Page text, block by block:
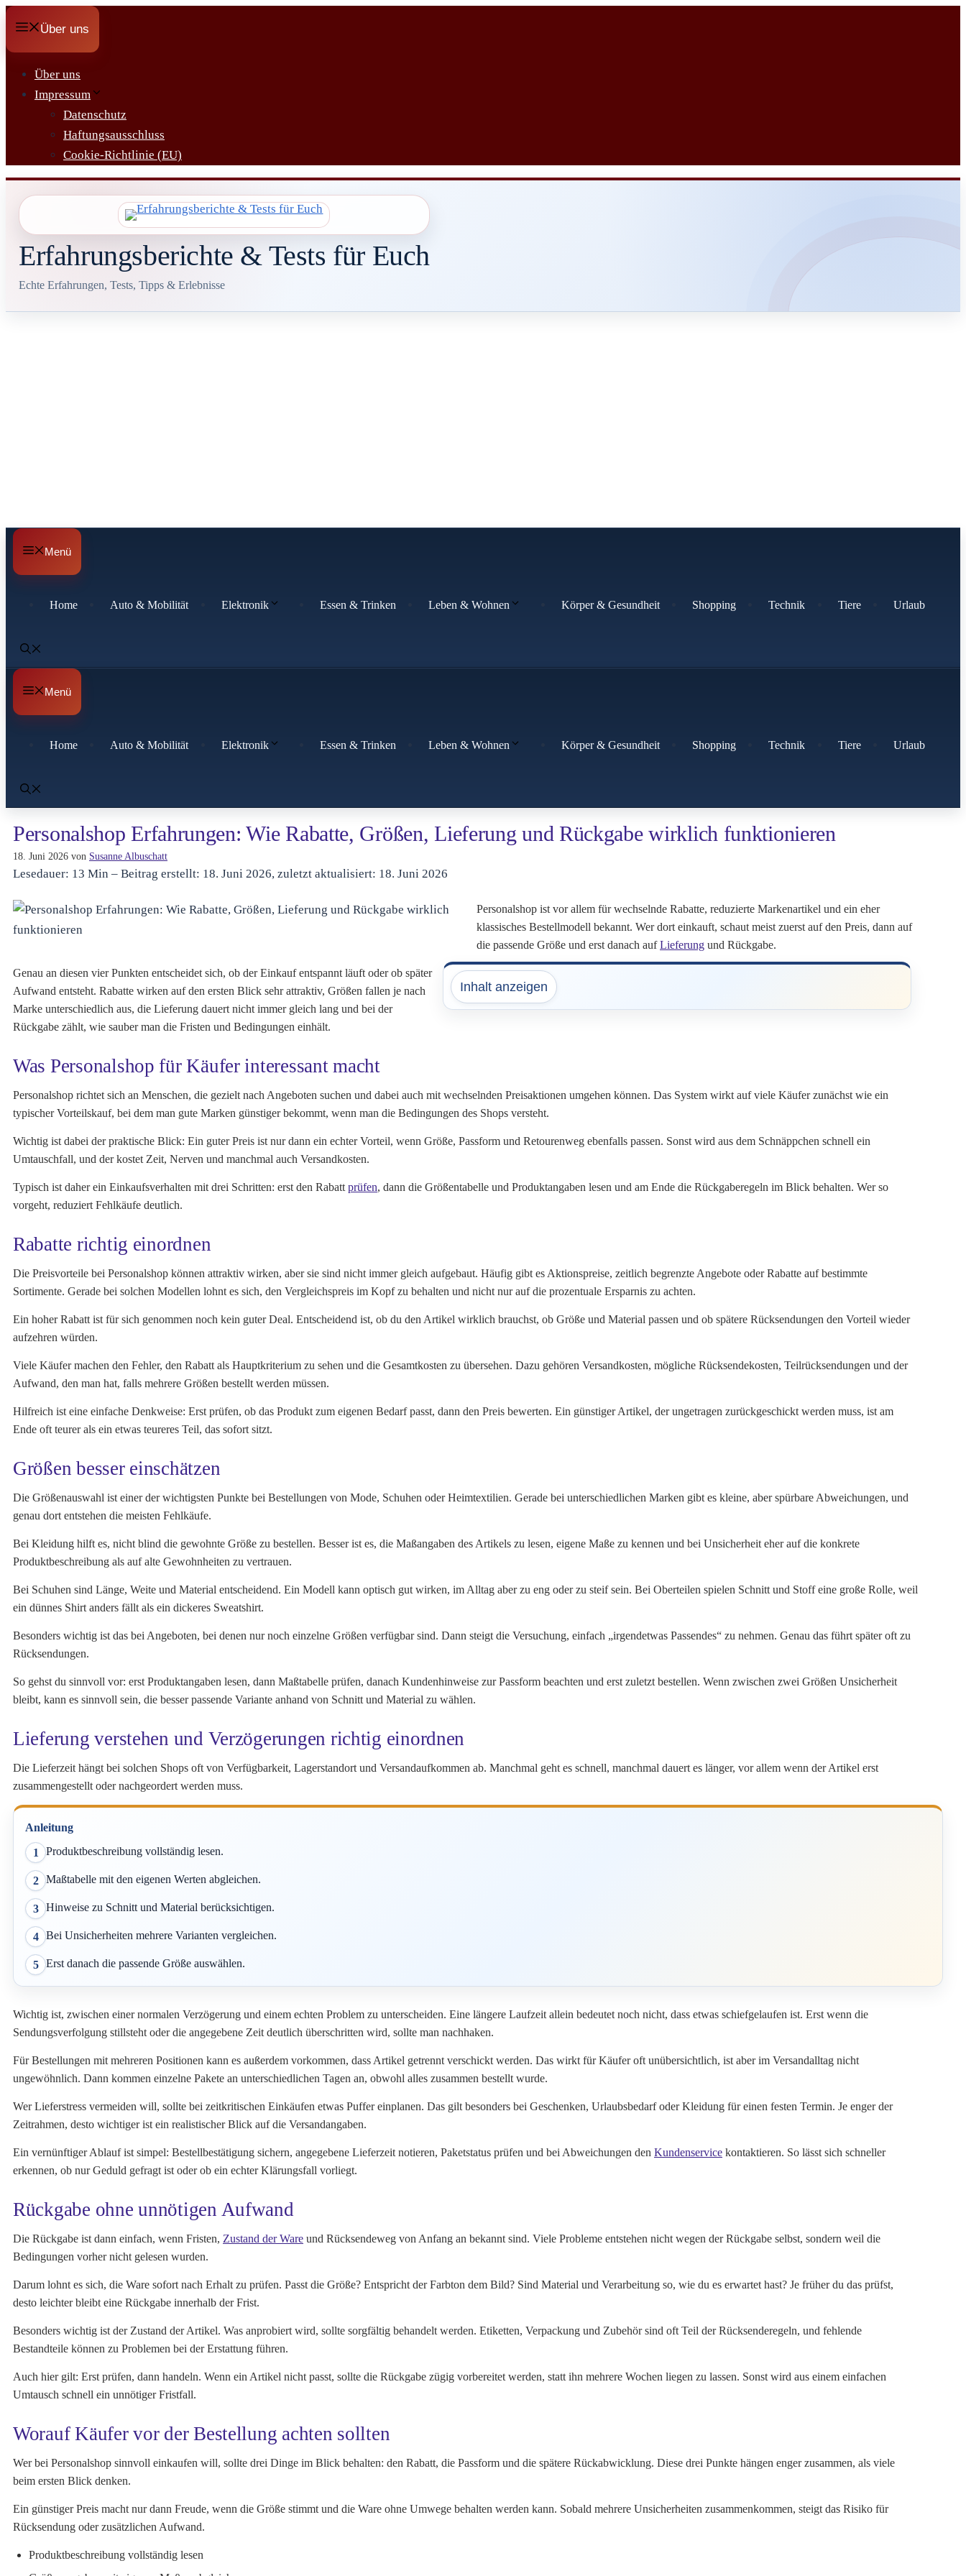
Zum
Inhalt
springen
Über uns
Über uns
Impressum
Datenschutz
Haftungsausschluss
Cookie-Richtlinie (EU)
Erfahrungsberichte & Tests für Euch
Echte Erfahrungen, Tests, Tipps & Erlebnisse
Menü
Home Auto & Mobilität Elektronik Essen & Trinken Leben & Wohnen Körper & Gesundheit Shopping Technik Tiere Urlaub
Menü
Home Auto & Mobilität Elektronik Essen & Trinken Leben & Wohnen Körper & Gesundheit Shopping Technik Tiere Urlaub
Personalshop Erfahrungen: Wie Rabatte, Größen, Lieferung und Rückgabe wirklich funktionieren
18. Juni 2026 von Susanne Albuschatt
Lesedauer: 13 Min – Beitrag erstellt: 18. Juni 2026, zuletzt aktualisiert: 18. Juni 2026
Inhalt anzeigen
Personalshop ist vor allem für wechselnde Rabatte, reduzierte Markenartikel und ein eher
klassisches Bestellmodell bekannt. Wer dort einkauft, schaut meist zuerst auf den Preis, dann auf
die passende Größe und erst danach aufLieferung und Rückgabe.
Genau an diesen vier Punkten entscheidet sich, ob der Einkauf entspannt läuft oder ob später
Aufwand entsteht. Rabatte wirken auf den ersten Blick sehr attraktiv, Größen fallen je nach
Marke unterschiedlich aus, die Lieferung dauert nicht immer gleich lang und bei der
Rückgabe zählt, wie sauber man die Fristen und Bedingungen einhält.
Was Personalshop für Käufer interessant macht
Personalshop richtet sich an Menschen, die gezielt nach Angeboten suchen und dabei auch mit wechselnden Preisaktionen umgehen können. Das System wirkt auf viele Käufer zunächst wie ein
typischer Vorteilskauf, bei dem man gute Marken günstiger bekommt, wenn man die Bedingungen des Shops versteht.
Wichtig ist dabei der praktische Blick: Ein guter Preis ist nur dann ein echter Vorteil, wenn Größe, Passform und Retourenweg ebenfalls passen. Sonst wird aus dem Schnäppchen schnell ein
Umtauschfall, und der kostet Zeit, Nerven und manchmal auch Versandkosten.
Typisch ist daher ein Einkaufsverhalten mit drei Schritten: erst den Rabatt prüfen, dann die Größentabelle und Produktangaben lesen und am Ende die Rückgaberegeln im Blick behalten. Wer so
vorgeht, reduziert Fehlkäufe deutlich.
Rabatte richtig einordnen
Die Preisvorteile bei Personalshop können attraktiv wirken, aber sie sind nicht immer gleich aufgebaut. Häufig gibt es Aktionspreise, zeitlich begrenzte Angebote oder Rabatte auf bestimmte
Sortimente. Gerade bei solchen Modellen lohnt es sich, den Vergleichspreis im Kopf zu behalten und nicht nur auf die prozentuale Ersparnis zu achten.
Ein hoher Rabatt ist für sich genommen noch kein guter Deal. Entscheidend ist, ob du den Artikel wirklich brauchst, ob Größe und Material passen und ob spätere Rücksendungen den Vorteil wieder
aufzehren würden.
Viele Käufer machen den Fehler, den Rabatt als Hauptkriterium zu sehen und die Gesamtkosten zu übersehen. Dazu gehören Versandkosten, mögliche Rücksendekosten, Teilrücksendungen und der
Aufwand, den man hat, falls mehrere Größen bestellt werden müssen.
Hilfreich ist eine einfache Denkweise: Erst prüfen, ob das Produkt zum eigenen Bedarf passt, dann den Preis bewerten. Ein günstiger Artikel, der ungetragen zurückgeschickt werden muss, ist am
Ende oft teurer als ein etwas teureres Teil, das sofort sitzt.
Größen besser einschätzen
Die Größenauswahl ist einer der wichtigsten Punkte bei Bestellungen von Mode, Schuhen oder Heimtextilien. Gerade bei unterschiedlichen Marken gibt es kleine, aber spürbare Abweichungen, und
genau dort entstehen die meisten Fehlkäufe.
Bei Kleidung hilft es, nicht blind die gewohnte Größe zu bestellen. Besser ist es, die Maßangaben des Artikels zu lesen, eigene Maße zu kennen und bei Unsicherheit eher auf die konkrete
Produktbeschreibung als auf alte Gewohnheiten zu vertrauen.
Bei Schuhen sind Länge, Weite und Material entscheidend. Ein Modell kann optisch gut wirken, im Alltag aber zu eng oder zu steif sein. Bei Oberteilen spielen Schnitt und Stoff eine große Rolle, weil
ein dünnes Shirt anders fällt als ein dickeres Sweatshirt.
Besonders wichtig ist das bei Angeboten, bei denen nur noch einzelne Größen verfügbar sind. Dann steigt die Versuchung, einfach „irgendetwas Passendes“ zu nehmen. Genau das führt später oft zu
Rücksendungen.
So gehst du sinnvoll vor: erst Produktangaben lesen, dann Maßtabelle prüfen, danach Kundenhinweise zur Passform beachten und erst zuletzt bestellen. Wenn zwischen zwei Größen Unsicherheit
bleibt, kann es sinnvoll sein, die besser passende Variante anhand von Schnitt und Material zu wählen.
Lieferung verstehen und Verzögerungen richtig einordnen
Die Lieferzeit hängt bei solchen Shops oft von Verfügbarkeit, Lagerstandort und Versandaufkommen ab. Manchmal geht es schnell, manchmal dauert es länger, vor allem wenn der Artikel erst
zusammengestellt oder nachgeordert werden muss.
Anleitung
1 Produktbeschreibung vollständig lesen.
2 Maßtabelle mit den eigenen Werten abgleichen.
3 Hinweise zu Schnitt und Material berücksichtigen.
4 Bei Unsicherheiten mehrere Varianten vergleichen.
5 Erst danach die passende Größe auswählen.
Wichtig ist, zwischen einer normalen Verzögerung und einem echten Problem zu unterscheiden. Eine längere Laufzeit allein bedeutet noch nicht, dass etwas schiefgelaufen ist. Erst wenn die
Sendungsverfolgung stillsteht oder die angegebene Zeit deutlich überschritten wird, sollte man nachhaken.
Für Bestellungen mit mehreren Positionen kann es außerdem vorkommen, dass Artikel getrennt verschickt werden. Das wirkt für Käufer oft unübersichtlich, ist aber im Versandalltag nicht
ungewöhnlich. Dann kommen einzelne Pakete an unterschiedlichen Tagen an, obwohl alles zusammen bestellt wurde.
Wer Lieferstress vermeiden will, sollte bei zeitkritischen Einkäufen etwas Puffer einplanen. Das gilt besonders bei Geschenken, Urlaubsbedarf oder Kleidung für einen festen Termin. Je enger der
Zeitrahmen, desto wichtiger ist ein realistischer Blick auf die Versandangaben.
Ein vernünftiger Ablauf ist simpel: Bestellbestätigung sichern, angegebene Lieferzeit notieren, Paketstatus prüfen und bei Abweichungen den Kundenservice kontaktieren. So lässt sich schneller
erkennen, ob nur Geduld gefragt ist oder ob ein echter Klärungsfall vorliegt.
Rückgabe ohne unnötigen Aufwand
Die Rückgabe ist dann einfach, wenn Fristen, Zustand der Ware und Rücksendeweg von Anfang an bekannt sind. Viele Probleme entstehen nicht wegen der Rückgabe selbst, sondern weil die
Bedingungen vorher nicht gelesen wurden.
Darum lohnt es sich, die Ware sofort nach Erhalt zu prüfen. Passt die Größe? Entspricht der Farbton dem Bild? Sind Material und Verarbeitung so, wie du es erwartet hast? Je früher du das prüfst,
desto leichter bleibt eine Rückgabe innerhalb der Frist.
Besonders wichtig ist der Zustand der Artikel. Was anprobiert wird, sollte sorgfältig behandelt werden. Etiketten, Verpackung und Zubehör sind oft Teil der Rücksenderegeln, und fehlende
Bestandteile können zu Problemen bei der Erstattung führen.
Auch hier gilt: Erst prüfen, dann handeln. Wenn ein Artikel nicht passt, sollte die Rückgabe zügig vorbereitet werden, statt ihn mehrere Wochen liegen zu lassen. Sonst wird aus einem einfachen
Umtausch schnell ein unnötiger Fristfall.
Worauf Käufer vor der Bestellung achten sollten
Wer bei Personalshop sinnvoll einkaufen will, sollte drei Dinge im Blick behalten: den Rabatt, die Passform und die spätere Rückabwicklung. Diese drei Punkte hängen enger zusammen, als viele
beim ersten Blick denken.
Ein günstiger Preis macht nur dann Freude, wenn die Größe stimmt und die Ware ohne Umwege behalten werden kann. Sobald mehrere Unsicherheiten zusammenkommen, steigt das Risiko für
Rücksendung oder zusätzlichen Aufwand.
Produktbeschreibung vollständig lesen